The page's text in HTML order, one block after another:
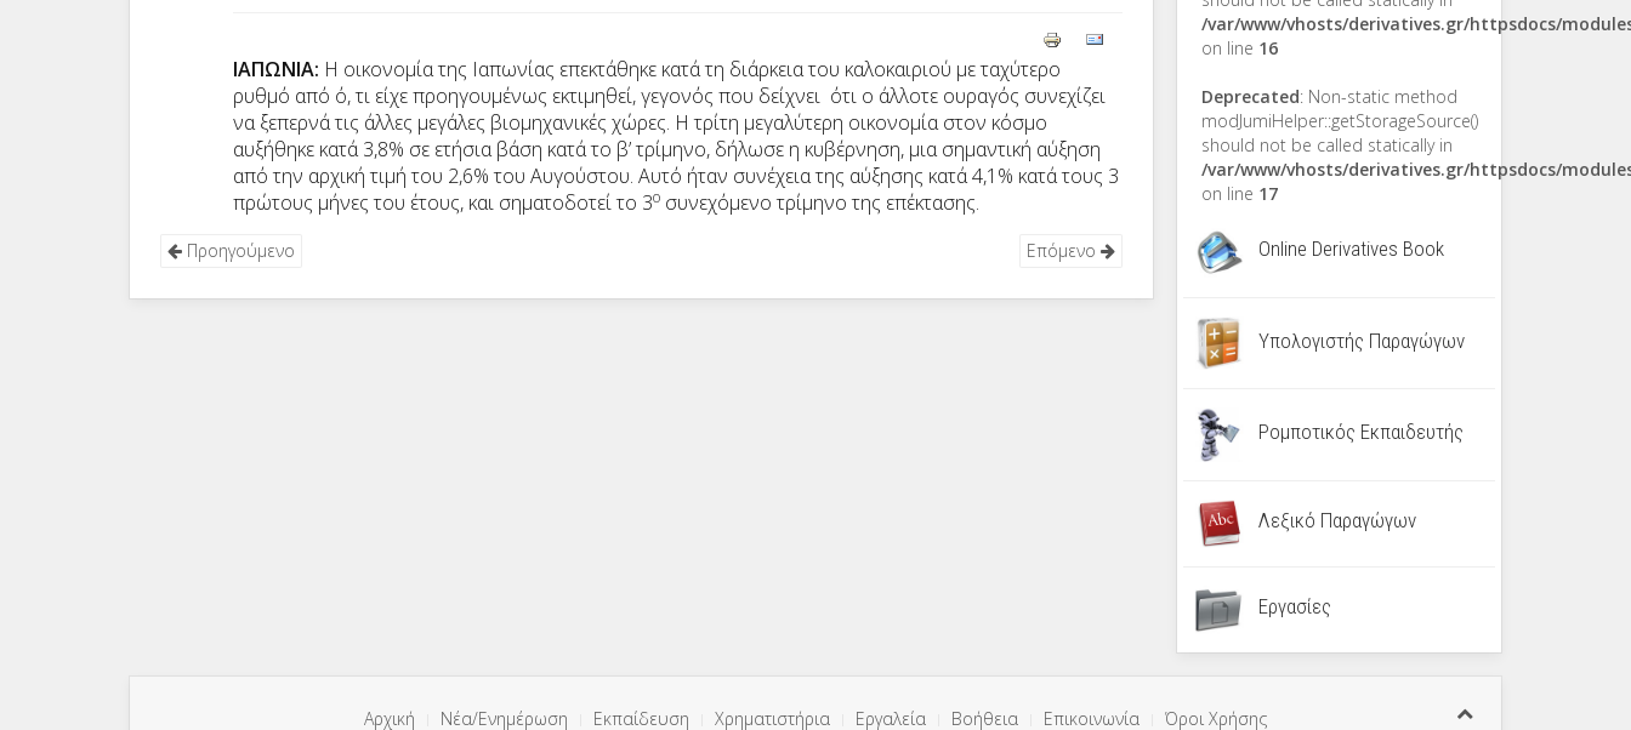
ΙΑΠΩΝΙΑ: Η οικονομία της Ιαπωνίας επεκτάθηκε κατά τη διάρκεια του καλοκαιριού με ταχύτερο
ρυθμό από ό, τι είχε προηγουμένως εκτιμηθεί, γεγονός που δείχνει ότι ο άλλοτε ουραγός συνεχίζει
να ξεπερνά τις άλλες μεγάλες βιομηχανικές χώρες. Η τρίτη μεγαλύτερη οικονομία στον κόσμο
αυξήθηκε κατά 3,8% σε ετήσια βάση κατά το β’ τρίμηνο, δήλωσε η κυβέρνηση, μια σημαντική αύξηση
από την αρχική τιμή του 2,6% του Αυγούστου. Αυτό ήταν συνέχεια της αύξησης κατά 4,1% κατά τους 3
πρώτους μήνες του έτους, και σηματοδοτεί το 3ο συνεχόμενο τρίμηνο της επέκτασης.
Προηγούμενο Επόμενο
/var/www/vhosts/derivatives.gr/httpsdocs/
on line 16
Deprecated: Non-static method
modJumiHelper::getStorageSource()
should not be called statically in
/var/www/vhosts/derivatives.gr/httpsdocs/
on line 17
Online Derivatives Book
Υπολογιστής Παραγώγων
Ρομποτικός Εκπαιδευτής
Λεξικό Παραγώγων
Εργασίες
Αρχική Νέα/Ενημέρωση Εκπαίδευση Χρηματιστήρια Εργαλεία Βοήθεια Επικοινωνία Όροι Χρήσης